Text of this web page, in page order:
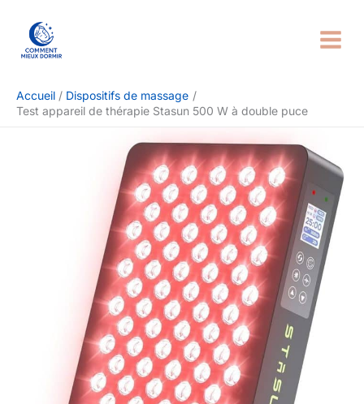
contenu
Accueil
Dispositifs de massage
Test appareil de thérapie Stasun 500 W à double puce